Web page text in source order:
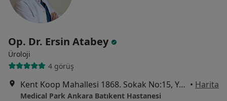
Op. Dr. Ersin Atabey
Üroloji
4 görüş
Kent Koop Mahallesi 1868. Sokak No:15, Yenimahalle • Harita
Medical Park Ankara Batıkent Hastanesi